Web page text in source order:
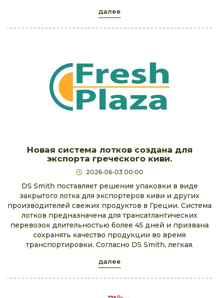
далее
Новая система лотков создана для
экспорта греческого киви.
2026-06-03 00:00
DS Smith поставляет решение упаковки в виде
закрытого лотка для экспортеров киви и других
производителей свежих продуктов в Греции. Система
лотков предназначена для трансатлантических
перевозок длительностью более 45 дней и призвана
сохранять качество продукции во время
транспортировки. Согласно DS Smith, легкая.
далее